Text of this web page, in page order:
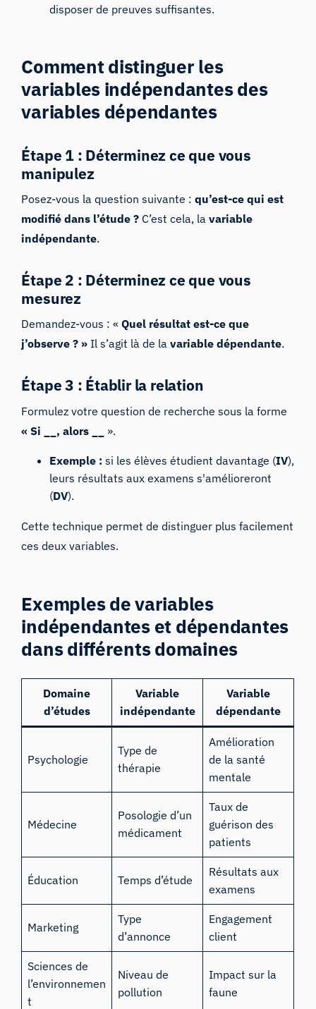
disposer de preuves suffisantes.
Comment distinguer les
variables indépendantes des
variables dépendantes
Étape 1 : Déterminez ce que vous
manipulez
Posez-vous la question suivante :qu’est-ce qui est
modifié dans l’étude ? C’est cela, lavariable
indépendante.
Étape 2 : Déterminez ce que vous
mesurez
Demandez-vous : «Quel résultat est-ce que
j’observe ? » Il s’agit là de lavariable dépendante.
Étape 3 : Établir la relation
Formulez votre question de recherche sous la forme
« Si __, alors __
».
Exemple : si les élèves étudient davantage (IV),
leurs résultats aux examens s'amélioreront
(DV).
Cette technique permet de distinguer plus facilement
ces deux variables.
Exemples de variables
indépendantes et dépendantes
dans différents domaines
Domaine
d’études
Variable
indépendante
Variable
dépendante
Psychologie
Type de
thérapie
Amélioration
de la santé
mentale
Médecine
Posologie d’un
médicament
Taux de
guérison des
patients
Éducation Temps d’étude
Résultats aux
examens
Marketing
Type
d’annonce
Engagement
client
Sciences de
l’environnemen
t
Niveau de
pollution
Impact sur la
faune